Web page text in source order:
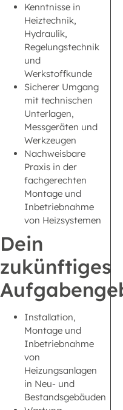
Kenntnisse in
Heiztechnik,
Hydraulik,
Regelungstechnik
und
Werkstoffkunde
Sicherer Umgang
mit technischen
Unterlagen,
Messgeräten und
Werkzeugen
Nachweisbare
Praxis in der
fachgerechten
Montage und
Inbetriebnahme
von Heizsystemen
Dein
zukünftiges
Installation,
Montage und
Inbetriebnahme
von
Heizungsanlagen
in Neu- und
Bestandsgebäuden